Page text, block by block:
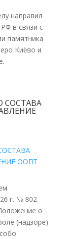
направил
в связи с
памятника
Киёво и
СОСТАВА
г. № 802
о
(надзоре)